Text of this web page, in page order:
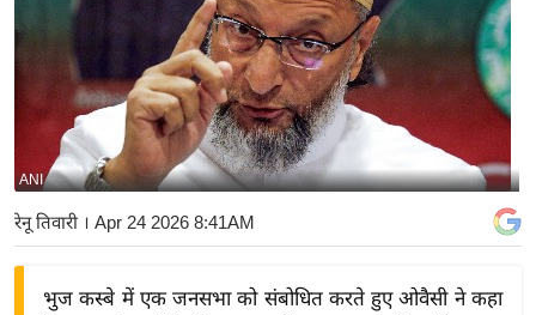
र्रा
ष्ट्री
बि
ज़
ने
ANI
रेनू तिवारी । Apr 24 2026 8:41AM
भुज कस्बे में एक जनसभा को संबोधित करते हुए ओवैसी ने कहा